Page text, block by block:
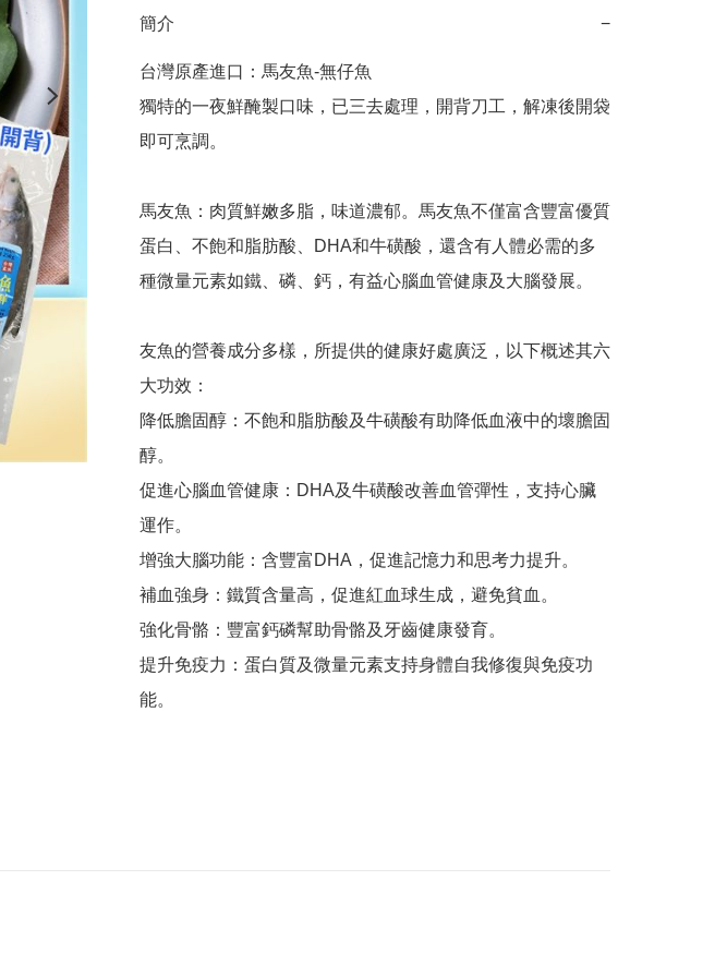
簡介 −
台灣原產進口：馬友魚-無仔魚
獨特的一夜鮮醃製口味，已三去處理，開背刀工，解凍後開袋
即可烹調。
馬友魚：肉質鮮嫩多脂，味道濃郁。馬友魚不僅富含豐富優質
蛋白、不飽和脂肪酸、DHA和牛磺酸，還含有人體必需的多
種微量元素如鐵、磷、鈣，有益心腦血管健康及大腦發展。
友魚的營養成分多樣，所提供的健康好處廣泛，以下概述其六
大功效：
降低膽固醇：不飽和脂肪酸及牛磺酸有助降低血液中的壞膽固
醇。
促進心腦血管健康：DHA及牛磺酸改善血管彈性，支持心臟
運作。
增強大腦功能：含豐富DHA，促進記憶力和思考力提升。
補血強身：鐵質含量高，促進紅血球生成，避免貧血。
強化骨骼：豐富鈣磷幫助骨骼及牙齒健康發育。
提升免疫力：蛋白質及微量元素支持身體自我修復與免疫功
能。